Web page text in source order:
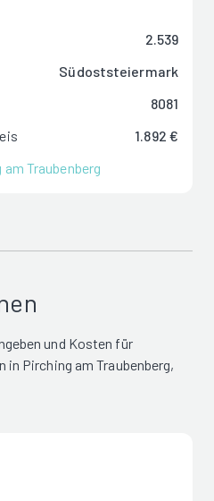
2.539
Südoststeiermark
8081
1.892 €
Traubenberg
und Kosten für
in Pirching am Traubenberg,